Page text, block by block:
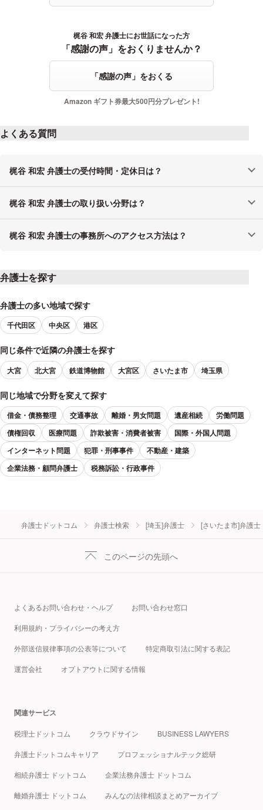
感謝の声をおくる梶谷 和宏 弁護士にお世話になった方
「感謝の声」をおくりませんか？
「感謝の声」をおくる
Amazon ギフト券最大500円分プレゼント!
よくある質問
梶谷 和宏 弁護士の受付時間・定休日は？
梶谷 和宏 弁護士の取り扱い分野は？
梶谷 和宏 弁護士の事務所へのアクセス方法は？
弁護士を探す
弁護士の多い地域で探す
千代田区 中央区 港区
同じ条件で近隣の弁護士を探す
大宮 北大宮 鉄道博物館 大宮区 さいたま市 埼玉県
同じ地域で分野を変えて探す
借金・債務整理 交通事故 離婚・男女問題 遺産相続
労働問題
債権回収
医療問題 詐欺被害・消費者被害
国際・外国人問題
インターネット問題
犯罪・刑事事件
不動産・建築
企業法務・顧問弁護士
税務訴訟・行政事件
弁護士ドットコム 弁護士検索 [埼玉]弁護士 [さいたま市]弁護士
このページの先頭へ
よくあるお問い合わせ・ヘルプ お問い合わせ窓口
利用規約・プライバシーの考え方
外部送信規律事項の公表等について 特定商取引法に関する表記
運営会社 オプトアウトに関する情報
関連サービス
税理士ドットコム クラウドサイン BUSINESS LAWYERS
弁護士ドットコムキャリア プロフェッショナルテック総研
相続弁護士 ドットコム 企業法務弁護士 ドットコム
離婚弁護士 ドットコム みんなの法律相談まとめアーカイブ